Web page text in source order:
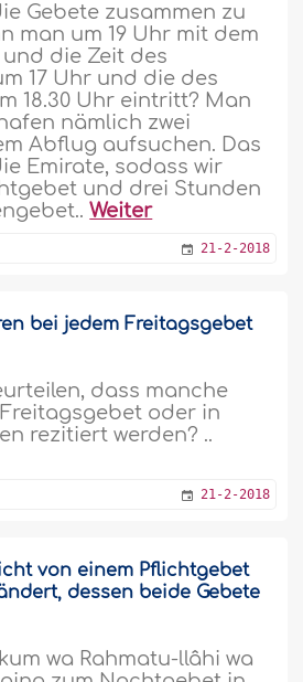
Gebete zusammen zu
man um 19 Uhr mit dem
die Zeit des
17 Uhr und die des
18.30 Uhr eintritt? Man
nämlich zwei
Abflug aufsuchen. Das
Emirate, sodass wir
und drei Stunden
Weiter
21-2-2018
bei jedem Freitagsgebet
dass manche
oder in
rezitiert werden? ..
21-2-2018
von einem Pflichtgebet
dessen beide Gebete
wa Rahmatu-llâhi wa